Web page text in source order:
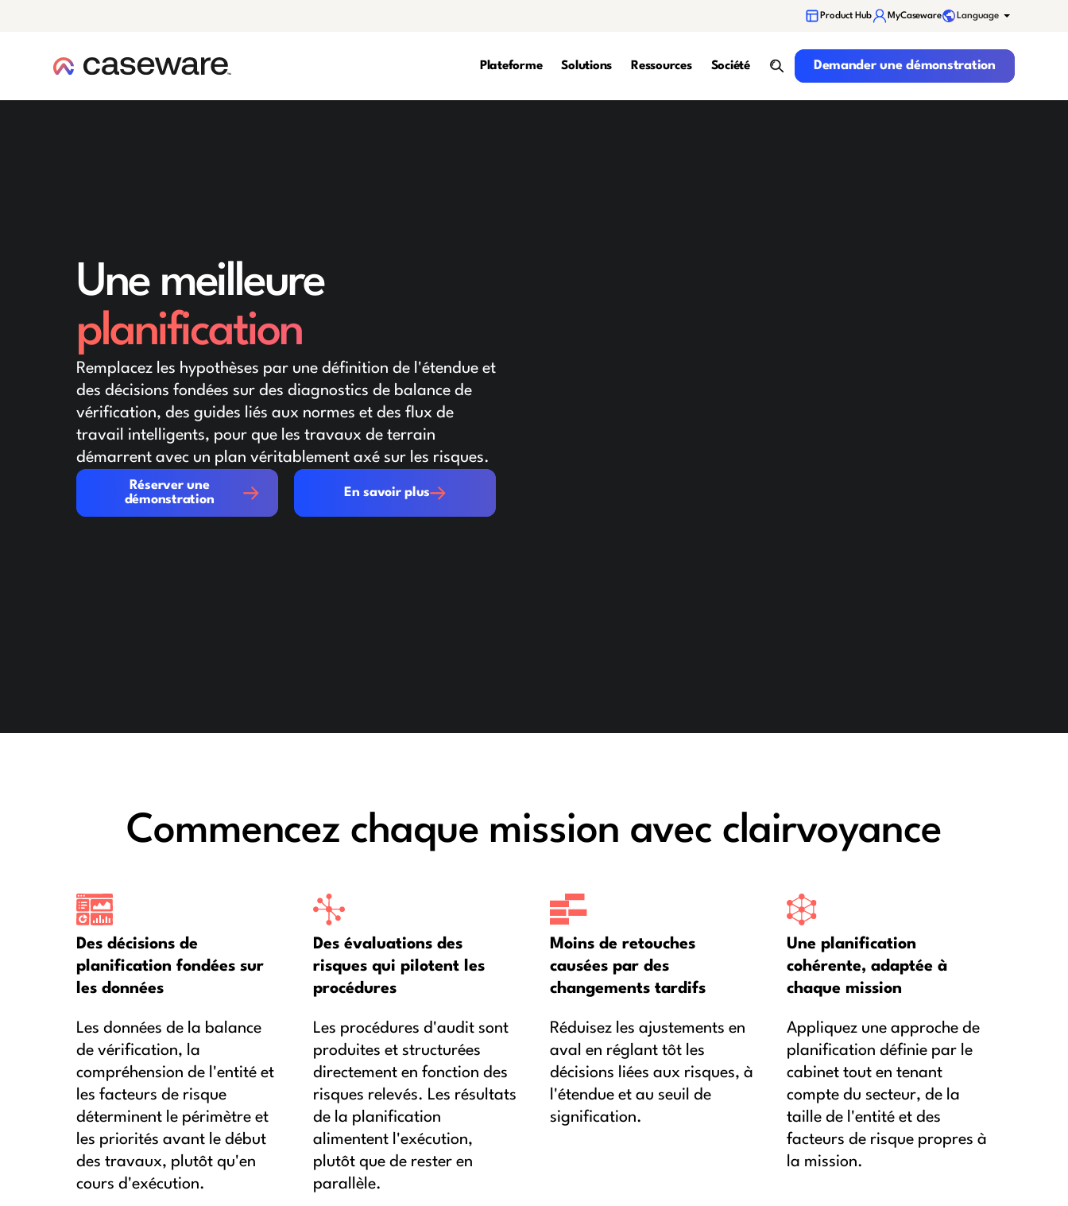
Product Hub MyCaseware Language
Plateforme Solutions Ressources Société
search
Demander une démonstration
Demander une démonstration
Une meilleure
planification
Remplacez les hypothèses par une définition de l'étendue et
des décisions fondées sur des diagnostics de balance de
vérification, des guides liés aux normes et des flux de
travail intelligents, pour que les travaux de terrain
démarrent avec un plan véritablement axé sur les risques.
Réserver une
démonstration
Réserver une démonstration
En savoir plus
En savoir plus
Commencez chaque mission avec clairvoyance
Des décisions de
planification fondées sur
les données
Les données de la balance
de vérification, la
compréhension de l'entité et
les facteurs de risque
déterminent le périmètre et
les priorités avant le début
des travaux, plutôt qu'en
cours d'exécution.
Des évaluations des
risques qui pilotent les
procédures
Les procédures d'audit sont
produites et structurées
directement en fonction des
risques relevés. Les résultats
de la planification
alimentent l'exécution,
plutôt que de rester en
parallèle.
Moins de retouches
causées par des
changements tardifs
Réduisez les ajustements en
aval en réglant tôt les
décisions liées aux risques, à
l'étendue et au seuil de
signification.
Une planification
cohérente, adaptée à
chaque mission
Appliquez une approche de
planification définie par le
cabinet tout en tenant
compte du secteur, de la
taille de l'entité et des
facteurs de risque propres à
la mission.